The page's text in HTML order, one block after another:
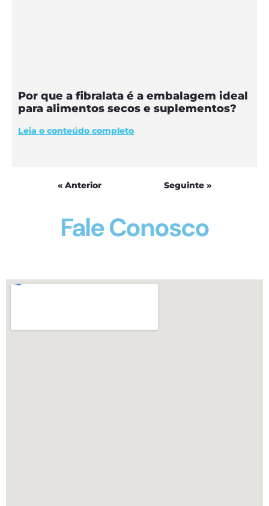
Por que a fibralata é a embalagem ideal
para alimentos secos e suplementos?
Leia o conteúdo completo
« Anterior Seguinte »
Fale Conosco